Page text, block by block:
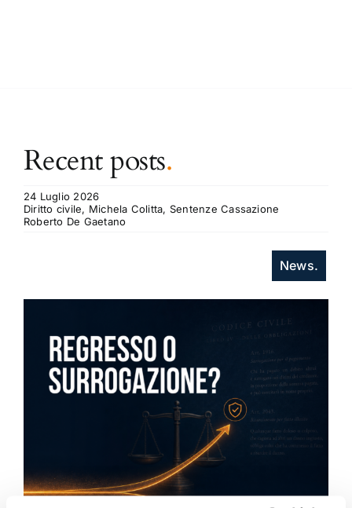
Recent posts.
24 Luglio 2026
Diritto civile, Michela Colitta, Sentenze Cassazione
Roberto De Gaetano
News.